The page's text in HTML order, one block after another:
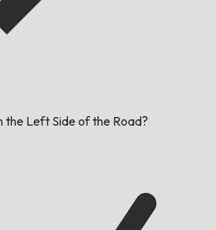
Left Side of the Road?